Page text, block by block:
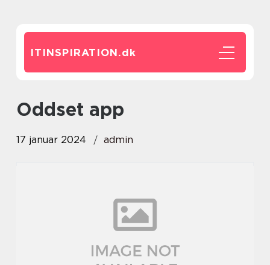
ITINSPIRATION.dk
oddset app
17 januar 2024 admin